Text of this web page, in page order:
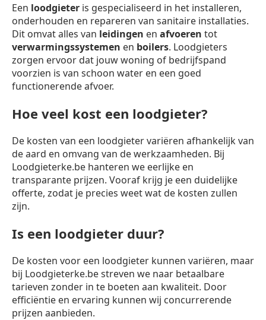
Een loodgieter is gespecialiseerd in het installeren,
onderhouden en repareren van sanitaire installaties.
Dit omvat alles van leidingen en afvoeren tot
verwarmingssystemen en boilers. Loodgieters
zorgen ervoor dat jouw woning of bedrijfspand
voorzien is van schoon water en een goed
functionerende afvoer.
Hoe veel kost een loodgieter?
De kosten van een loodgieter variëren afhankelijk van
de aard en omvang van de werkzaamheden. Bij
Loodgieterke.be hanteren we eerlijke en
transparante prijzen. Vooraf krijg je een duidelijke
offerte, zodat je precies weet wat de kosten zullen
zijn.
Is een loodgieter duur?
De kosten voor een loodgieter kunnen variëren, maar
bij Loodgieterke.be streven we naar betaalbare
tarieven zonder in te boeten aan kwaliteit. Door
efficiëntie en ervaring kunnen wij concurrerende
prijzen aanbieden.